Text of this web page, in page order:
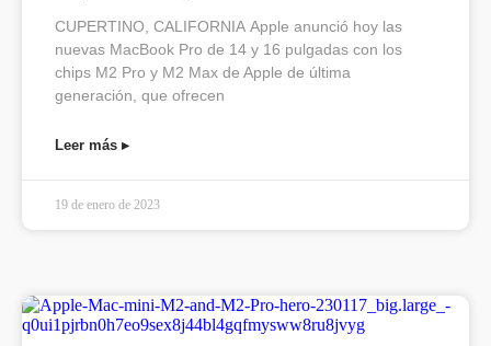
CUPERTINO, CALIFORNIA Apple anunció hoy las
nuevas MacBook Pro de 14 y 16 pulgadas con los
chips M2 Pro y M2 Max de Apple de última
generación, que ofrecen
Leer más ▸
19 de enero de 2023